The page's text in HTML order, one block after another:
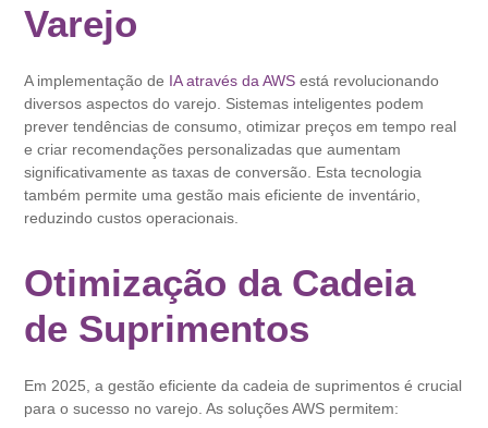
Varejo
A implementação de IA através da AWS está revolucionando
diversos aspectos do varejo. Sistemas inteligentes podem
prever tendências de consumo, otimizar preços em tempo real
e criar recomendações personalizadas que aumentam
significativamente as taxas de conversão. Esta tecnologia
também permite uma gestão mais eficiente de inventário,
reduzindo custos operacionais.
Otimização da Cadeia
de Suprimentos
Em 2025, a gestão eficiente da cadeia de suprimentos é crucial
para o sucesso no varejo. As soluções AWS permitem: